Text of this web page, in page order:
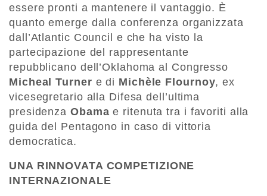
essere pronti a mantenere il vantaggio. È
quanto emerge dalla conferenza organizzata
dall’Atlantic Council e che ha visto la
partecipazione del rappresentante
repubblicano dell’Oklahoma al Congresso
Micheal Turner e di Michèle Flournoy, ex
vicesegretario alla Difesa dell’ultima
presidenza Obama e ritenuta tra i favoriti alla
guida del Pentagono in caso di vittoria
democratica.
UNA RINNOVATA COMPETIZIONE
INTERNAZIONALE